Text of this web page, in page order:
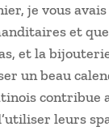
je vous
et
et la
un beau
contribue
leurs